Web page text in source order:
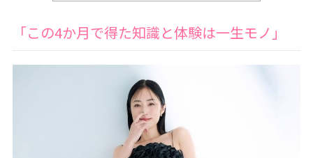
「この4か月で得た知識と体験は一生モノ」